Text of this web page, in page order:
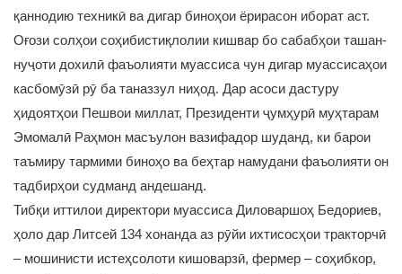
қаннодию техникӣ ва дигар биноҳои ёрирасон иборат аст.
Оғози солҳои соҳибистиқлолии кишвар бо сабабҳои ташан-
нуҷоти дохилӣ фаъолияти муассиса чун дигар муассисаҳои
касбомӯзӣ рӯ ба таназзул ниҳод. Дар асоси дастуру
ҳидоятҳои Пешвои миллат, Президенти ҷумҳурӣ муҳтарам
Эмомалӣ Раҳмон масъулон вазифадор шуданд, ки барои
таъмиру тармими биноҳо ва беҳтар намудани фаъолияти он
тадбирҳои судманд андешанд.
Тибқи иттилои директори муассиса Диловаршоҳ Бедориев,
ҳоло дар Литсей 134 хонанда аз рӯйи ихтисосҳои тракторчӣ
– мошинисти истеҳсолоти кишоварзӣ, фермер – соҳибкор,